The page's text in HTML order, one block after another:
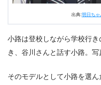
出典:明日ちゃ
小路は登校しながら学校行
き、谷川さんと話す小路。写
そのモデルとして小路を選